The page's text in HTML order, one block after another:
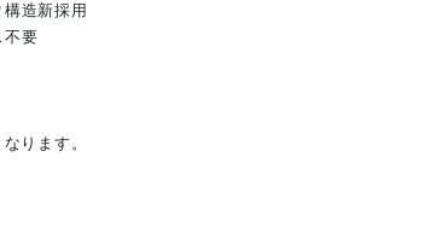
造新採用
不要
ります。